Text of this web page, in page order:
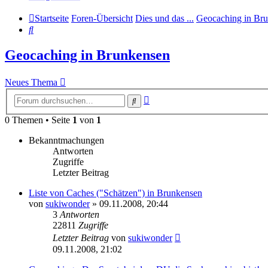
Startseite Foren-Übersicht Dies und das ... Geocaching in
Suche
Geocaching in Brunkensen
Neues Thema
Suche
0 Themen • Seite 1 von 1
Bekanntmachungen
Antworten
Zugriffe
Letzter Beitrag
Liste von Caches ("Schätzen") in Brunkensen
von sukiwonder» 09.11.2008, 20:44
3 Antworten
22811 Zugriffe
Letzter Beitrag von sukiwonder
09.11.2008, 21:02